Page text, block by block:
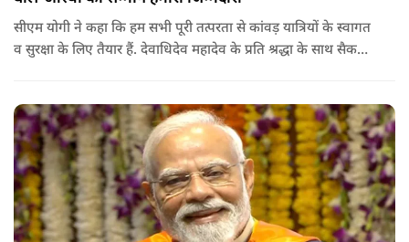
सीएम योगी ने कहा कि हम सभी पूरी तत्परता से कांवड़ यात्रियों के स्वागत
व सुरक्षा के लिए तैयार हैं. देवाधिदेव महादेव के प्रति श्रद्धा के साथ सैकड़ों
पात, क्षेत्र व प्रांत की सीमाओं से ऊपर उठकर उनकी हर श्वांस शिव के नाम
है.